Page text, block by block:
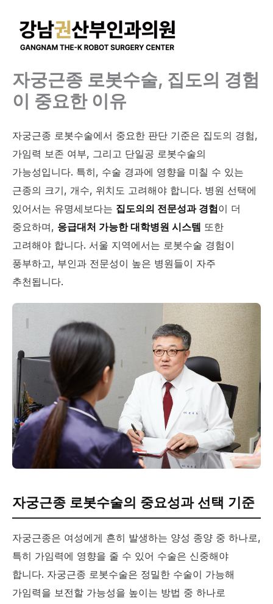
자궁근종 로봇수술, 집도의 경험
이 중요한 이유
자궁근종 로봇수술에서 중요한 판단 기준은 집도의 경험,
가임력 보존 여부, 그리고 단일공 로봇수술의
가능성입니다. 특히, 수술 경과에 영향을 미칠 수 있는
근종의 크기, 개수, 위치도 고려해야 합니다. 병원 선택에
있어서는 유명세보다는 집도의의 전문성과 경험이 더
중요하며, 응급대처 가능한 대학병원 시스템 또한
고려해야 합니다. 서울 지역에서는 로봇수술 경험이
풍부하고, 부인과 전문성이 높은 병원들이 자주
추천됩니다.
자궁근종 로봇수술의 중요성과 선택 기준
자궁근종은 여성에게 흔히 발생하는 양성 종양 중 하나로,
특히 가임력에 영향을 줄 수 있어 수술은 신중해야
합니다. 자궁근종 로봇수술은 정밀한 수술이 가능해
가임력을 보전할 가능성을 높이는 방법 중 하나로